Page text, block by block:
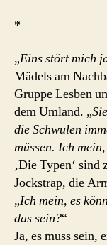
*
„Eins stört mich
Mädels am
Gruppe Lesben
dem Umland. „
die Schwulen
müssen. Ich
‚Die Typen‘
Jockstrap, die
„Ich mein, es
das sein?“
Ja, es muss sein,